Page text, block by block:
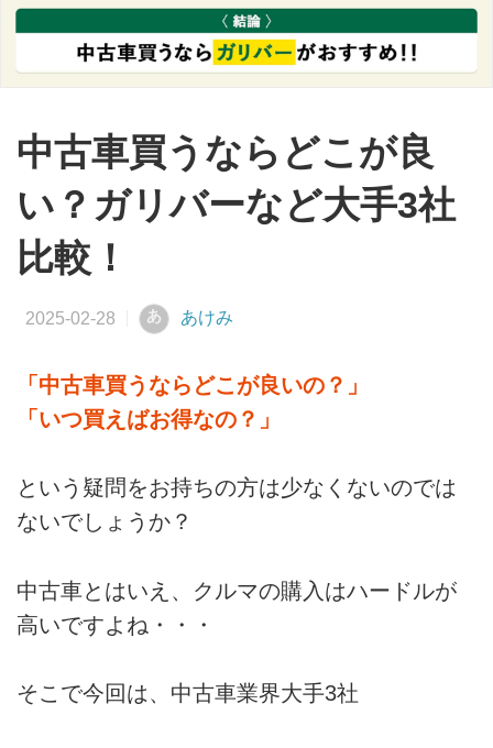
中古車買うならどこが良
い？ガリバーなど大手3社
比較！
あ あけみ
「中古車買うならどこが良いの？」
「いつ買えばお得なの？」
という疑問をお持ちの方は少なくないのでは
ないでしょうか？
中古車とはいえ、クルマの購入はハードルが
高いですよね・・・
そこで今回は、中古車業界大手3社